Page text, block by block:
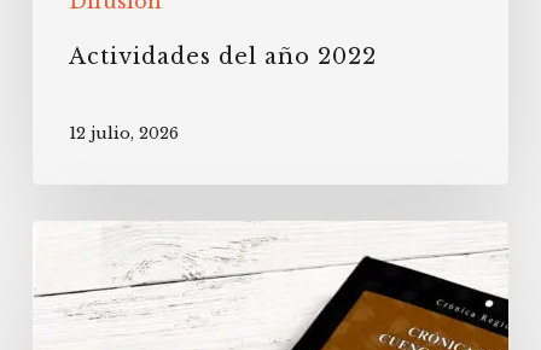
Actividades del año 2022
12 julio, 2026
Publicación
libro
“Crónica